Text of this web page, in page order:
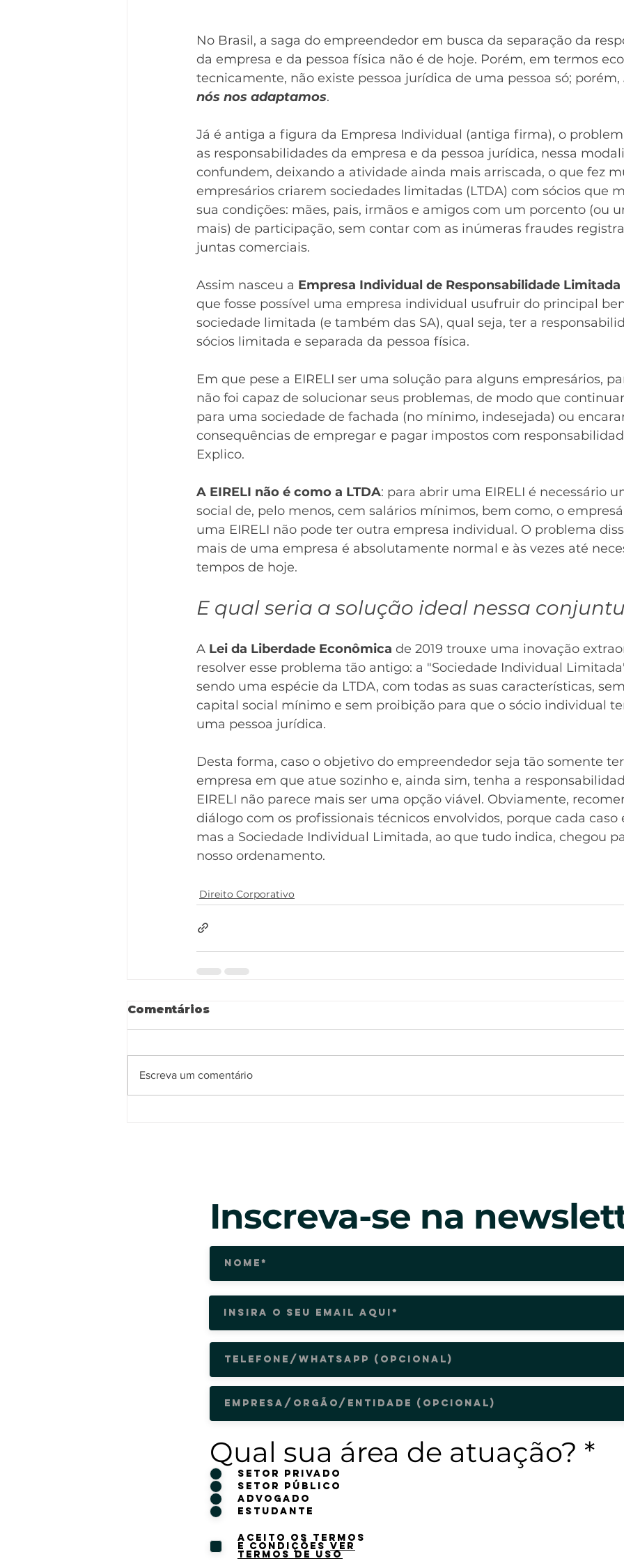
No Brasil, a saga do empreendedor em busca da separação da
da empresa e da pessoa física não é de hoje. Porém, em termos
tecnicamente, não existe pessoa jurídica de uma pessoa só; porém,
nós nos adaptamos.
Já é antiga a figura da Empresa Individual (antiga firma), o
as responsabilidades da empresa e da pessoa jurídica, nessa
confundem, deixando a atividade ainda mais arriscada, o que fez
empresários criarem sociedades limitadas (LTDA) com sócios que
sua condições: mães, pais, irmãos e amigos com um porcento (ou
mais) de participação, sem contar com as inúmeras fraudes
juntas comerciais.
Assim nasceu a Empresa Individual de Responsabilidade Limitada
que fosse possível uma empresa individual usufruir do principal
sociedade limitada (e também das SA), qual seja, ter a
sócios limitada e separada da pessoa física.
Em que pese a EIRELI ser uma solução para alguns empresários,
não foi capaz de solucionar seus problemas, de modo que
para uma sociedade de fachada (no mínimo, indesejada) ou
consequências de empregar e pagar impostos com
Explico.
A EIRELI não é como a LTDA: para abrir uma EIRELI é necessário
social de, pelo menos, cem salários mínimos, bem como, o
uma EIRELI não pode ter outra empresa individual. O problema
mais de uma empresa é absolutamente normal e às vezes até
tempos de hoje.
E qual seria a solução ideal nessa
A Lei da Liberdade Econômica de 2019 trouxe uma inovação
resolver esse problema tão antigo: a "Sociedade Individual
sendo uma espécie da LTDA, com todas as suas características,
capital social mínimo e sem proibição para que o sócio individual
uma pessoa jurídica.
Desta forma, caso o objetivo do empreendedor seja tão somente
empresa em que atue sozinho e, ainda sim, tenha a
EIRELI não parece mais ser uma opção viável. Obviamente,
diálogo com os profissionais técnicos envolvidos, porque cada caso
mas a Sociedade Individual Limitada, ao que tudo indica, chegou
nosso ordenamento.
Direito Corporativo
Comentários
Escreva um comentário
Qual sua área de atuação? *
Setor privado
Setor Público
Advogado
Estudante
Aceito os termos
e condições Ver
termos de uso
Inscreva-se na